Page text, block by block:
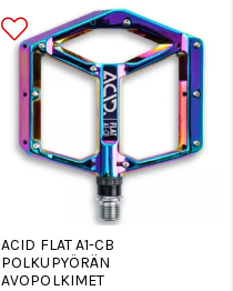
ACID FLAT A1-CB
POLKUPYÖRÄN
AVOPOLKIMET